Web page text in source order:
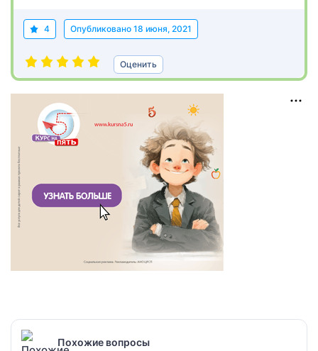
4 Опубликовано 18 июня, 2021
Оценить
Похожие вопросы